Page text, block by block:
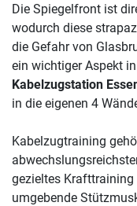
Die Spiegelfront ist
wodurch diese
die Gefahr von
ein wichtiger Aspekt
Kabelzugstation
in die eigenen 4
Kabelzugtraining
gezieltes
umgebende